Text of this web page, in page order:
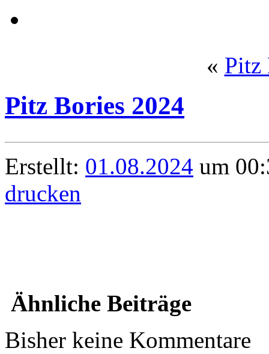
« Pitz
Pitz Bories 2024
Erstellt: 01.08.2024 um
drucken
Ähnliche Beiträge
Bisher keine Kommentare